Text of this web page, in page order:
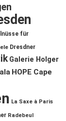
für
Dresdner
Galerie Holger
HOPE Cape
La Saxe à Paris
Radebeul